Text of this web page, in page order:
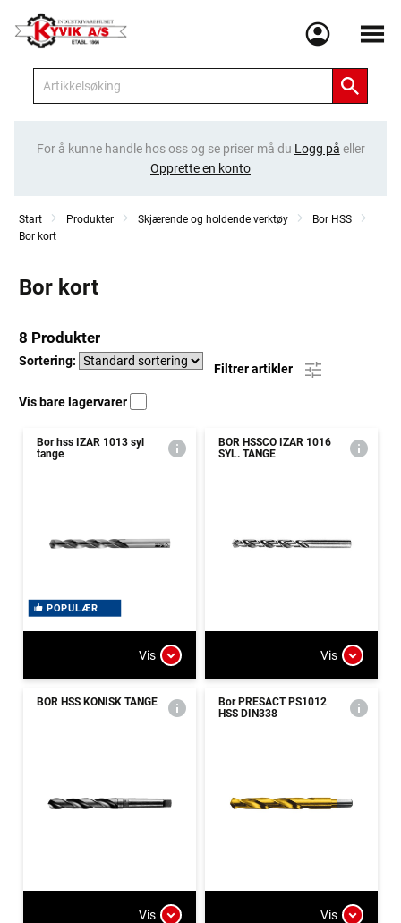
Meny
For å kunne handle hos oss og se priser må du Logg på eller
Opprette en konto
Start Produkter Skjærende og holdende verktøy
Bor HSS
Bor kort
Bor kort
8 Produkter
Sortering:
Filtrer artikler
Vis bare lagervarer
Bor hss IZAR 1013 syl
tange
POPULÆR
Vis
BOR HSSCO IZAR 1016
SYL. TANGE
Vis
BOR HSS KONISK TANGE
Vis
Bor PRESACT PS1012
HSS DIN338
Vis